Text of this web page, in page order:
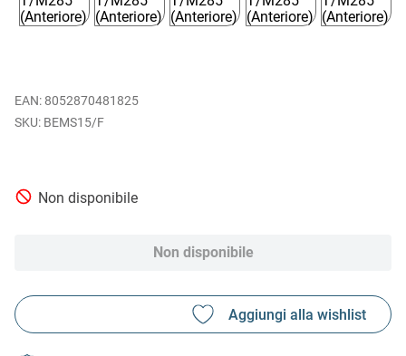
EAN: 8052870481825
BEMS15/F
Non disponibile
Non disponibile